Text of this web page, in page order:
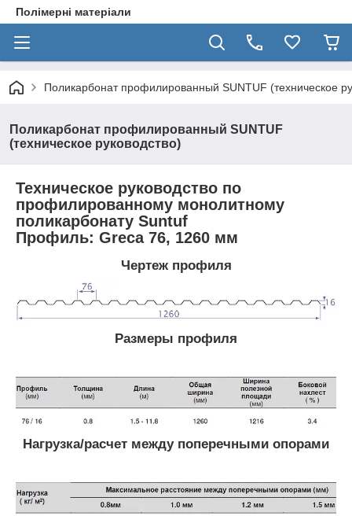
Полімерні матеріали
Поликарбонат профилированный SUNTUF (техническое
Поликарбонат профилированный SUNTUF
(техническое руководство)
Техническое руководство по
профилированному монолитному
поликарбонату Suntuf
Профиль: Greca 76, 1260 мм
Чертеж профиля
Размеры профиля
Нагрузка/расчет между поперечными опорами